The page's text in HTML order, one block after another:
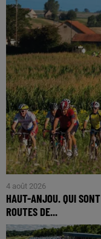
4 août 2026
HAUT-ANJOU. QUI
ROUTES DE...